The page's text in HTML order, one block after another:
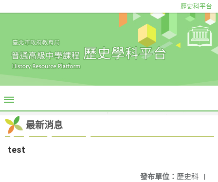
歷史科平台
最新消息
test
發布單位： 歷史科 |